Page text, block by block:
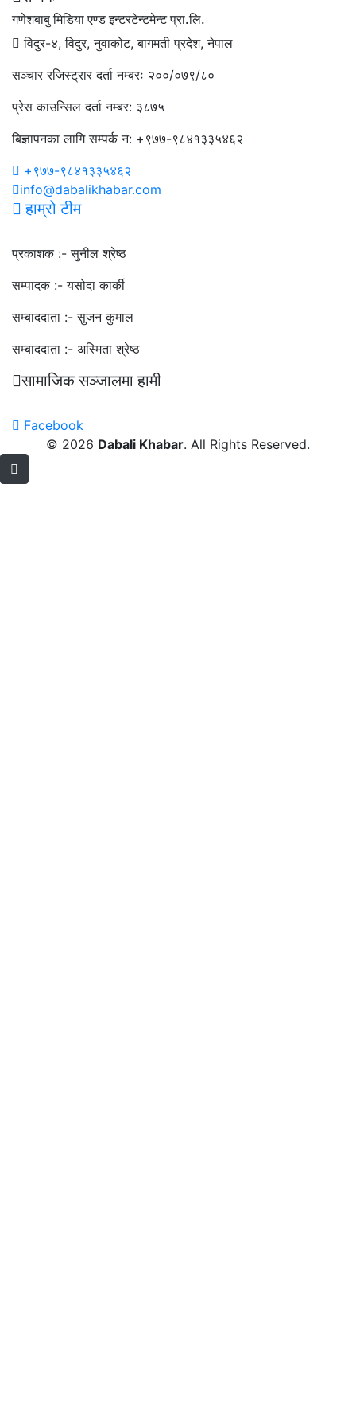
गणेशबाबु मिडिया एण्ड इन्टरटेन्टमेन्ट प्रा.लि.
विदुर-४, विदुर, नुवाकोट, बागमती प्रदेश, नेपाल
सञ्चार रजिस्ट्रार दर्ता नम्बरः २००/०७९/८०
प्रेस काउन्सिल दर्ता नम्बर: ३८७५
बिज्ञापनका लागि सम्पर्क न: +९७७-९८४१३३५४६२
+९७७-९८४१३३५४६२
info@dabalikhabar.com
हाम्रो टीम
प्रकाशक :-सुनील श्रेष्ठ
सम्पादक :-यसोदा कार्की
सम्बाददाता :-सुजन कुमाल
सम्बाददाता :- अस्मिता श्रेष्ठ
सामाजिक सञ्जालमा हामी
Facebook
© 2026 Dabali Khabar. All Rights Reserved.